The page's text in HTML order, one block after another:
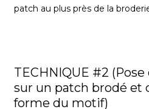
patch au plus près de la
TECHNIQUE #2
sur un patch brodé et
forme du motif)